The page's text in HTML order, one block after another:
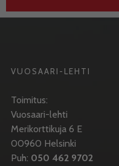
VUOSAARI-LEHTI
Toimitus:
Vuosaari-lehti
Merikorttikuja 6 E
00960 Helsinki
Puh: 050 462 9702